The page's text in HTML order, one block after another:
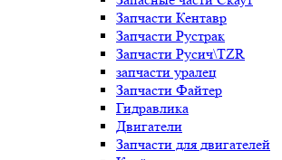
Запчасти Кентавр
Запчасти Рустрак
Запчасти Русич\TZR
запчасти уралец
Запчасти Файтер
Гидравлика
Двигатели
Запчасти для двигателей